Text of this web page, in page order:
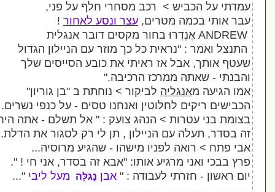
> רכב מסחרי חלף על פני,
מטרים,עצר ונסע לאחור !
בחור מקסים דובר אנגלית
נראית כל כך מוזר עם הניילון הגדול
אז ראיתי את כובע הסייסים שלך
הרכיבה."
לביקור > נוחתת ב "בן גוריון"
ואנחנו טסים - על כנפי נשרים.
> הנהג צועק : " אל תשלם - אתה היחיד
הניילון, תן לי רק לסגור את הדלת..."
לפניו מישהו -שהגיע מרוסיה...
אותו: "אבא זה בסדר ,אני חי! ".
לעבודה : "אבןנָגֹלָּה מעל ליבי"
...